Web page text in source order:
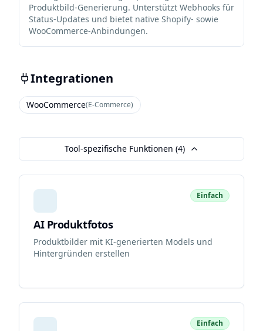
Produktbild-Generierung. Unterstützt Webhooks für
Status-Updates und bietet native Shopify- sowie
WooCommerce-Anbindungen.
Integrationen
WooCommerce(E-Commerce)
Tool-spezifische Funktionen (4)
Einfach
AI Produktfotos
Produktbilder mit KI-generierten Models und
Hintergründen erstellen
Einfach